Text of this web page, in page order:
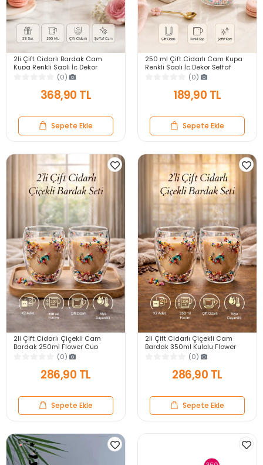
2li Çift Cidarlı Bardak Cam
Kupa Renkli Saplı İç Dekor
Şeffaf Kahve Çay Latte Sunum
Bardağı 250ml
(0)
368,90 TL
Sepete Ekle
250 ml Çift Cidarlı Cam Kupa
Renkli Saplı İç Dekor Şeffaf
Kahve Çay Latte Sunum
Bardağı 1 Adet
(0)
189,90 TL
Sepete Ekle
2li Çift Cidarlı Çiçekli Cam
Bardak 250ml Flower Cup
Meşrubat El Yapımı Kahve
Sunum Bardağı Seti
(0)
286,90 TL
Sepete Ekle
2li Çift Cidarlı Çiçekli Cam
Bardak 350ml Kulplu Flower
Cup Meşrubat El Yapımı Kahve
Sunum Bardağı
(0)
286,90 TL
Sepete Ekle